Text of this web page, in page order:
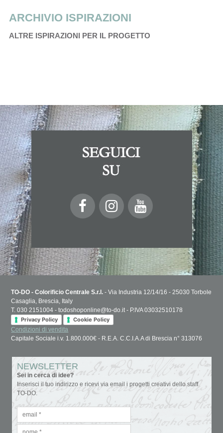
ARCHIVIO ISPIRAZIONI
ALTRE ISPIRAZIONI PER IL PROGETTO
TO-DO - Colorificio Centrale S.r.l. - Via Industria 12/14/16 - 25030 Torbole
Casaglia, Brescia, Italy
T. 030 2151004 - todoshoponline@to-do.it - P.IVA 03032510178
Privacy Policy
Cookie Policy
Condizioni di vendita
Capitale Sociale i.v. 1.800.000€ - R.E.A. C.C.I.A.A di Brescia n° 313076
NEWSLETTER
Sei in cerca di idee?
Inserisci il tuo indirizzo e ricevi via email i progetti creativi dello staff
TO-DO.